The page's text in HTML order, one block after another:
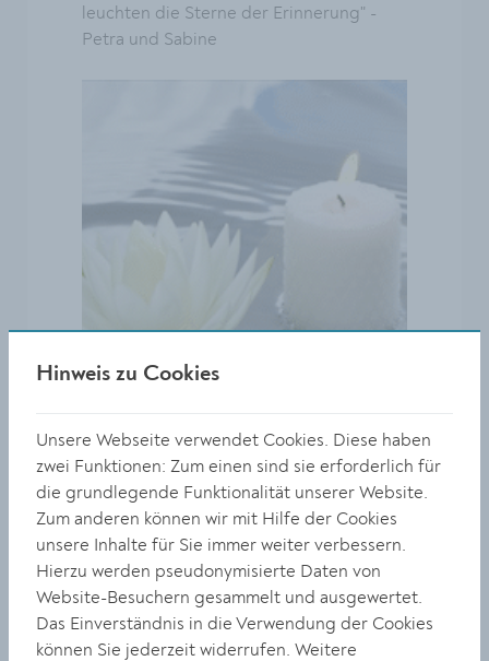
leuchten die Sterne der Erinnerung" -
Petra und Sabine
Ein Licht für deine letzte Reise . Petra
Maierhofer
Hinweis zu Cookies
Unsere Webseite verwendet Cookies. Diese haben
zwei Funktionen: Zum einen sind sie erforderlich für
die grundlegende Funktionalität unserer Website.
Zum anderen können wir mit Hilfe der Cookies
unsere Inhalte für Sie immer weiter verbessern.
Hierzu werden pseudonymisierte Daten von
Website-Besuchern gesammelt und ausgewertet.
Das Einverständnis in die Verwendung der Cookies
können Sie jederzeit widerrufen. Weitere